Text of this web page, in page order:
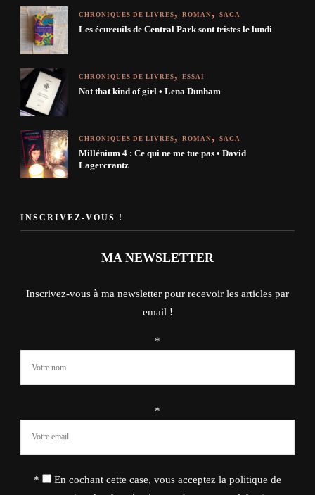
CHRONIQUES DE LIVRES ROMAN SAGA
Les écureuils de Central Park sont tristes le lundi
CHRONIQUES DE LIVRES ESSAI
Not that kind of girl • Lena Dunham
CHRONIQUES DE LIVRES ROMAN SAGA
Millénium 4 : Ce qui ne me tue pas • David
Lagercrantz
INSCRIVEZ-VOUS !
MA NEWSLETTER
Inscrivez-vous à ma newsletter pour recevoir les articles par
email !
*
*
*
En cochant cette case, vous acceptez la politique de